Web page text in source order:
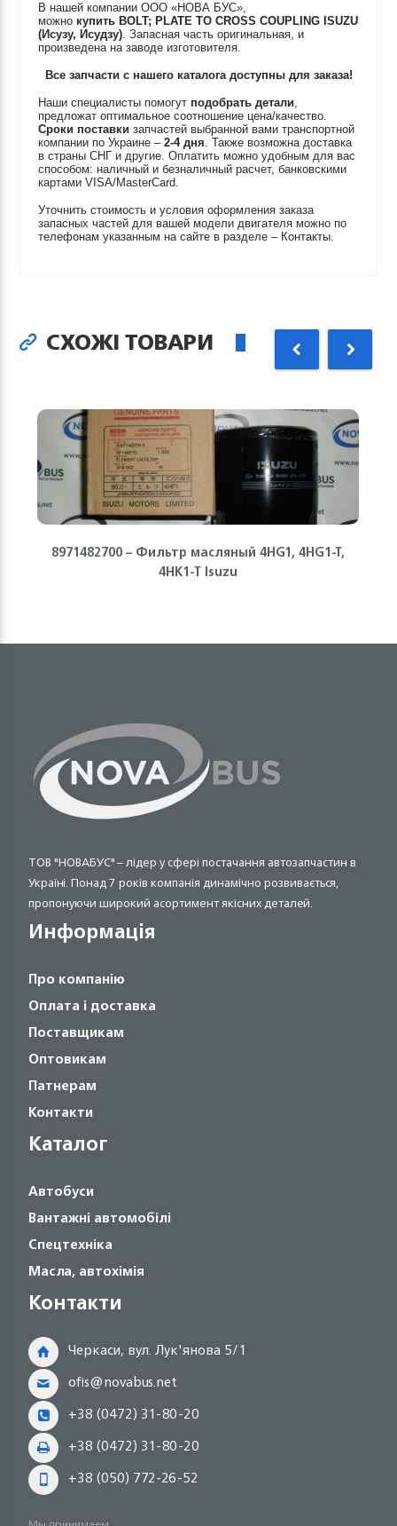
В нашей компании ООО «НОВА БУС»,
можно купить BOLT; PLATE TO CROSS COUPLING ISUZU
(Исузу, Исудзу). Запасная часть оригинальная, и
произведена на заводе изготовителя.
Все запчасти с нашего каталога доступны для заказа!
Наши специалисты помогут подобрать детали,
предложат оптимальное соотношение цена/качество.
Сроки поставки запчастей выбранной вами транспортной
компании по Украине –2-4 дня. Также возможна доставка
в страны СНГ и другие. Оплатить можно удобным для вас
способом: наличный и безналичный расчет, банковскими
картами VISA/MasterCard.
Уточнить стоимость и условия оформления заказа
запасных частей для вашей модели двигателя можно по
телефонам указанным на сайте в разделе – Контакты.
СХОЖІ ТОВАРИ
8971482700 – Фильтр масляный 4HG1, 4HG1-T,
4HK1-T Isuzu
ТОВ "НОВАБУС" – лідер у сфері постачання автозапчастин в
Україні. Понад 7 років компанія динамічно розвивається,
пропонуючи широкий асортимент якісних деталей.
Информація
Про компанію
Оплата і доставка
Поставщикам
Оптовикам
Патнерам
Контакти
Каталог
Автобуси
Вантажні автомобілі
Спецтехніка
Масла, автохімія
Контакти
Черкаси, вул. Лук'янова 5/1
ofis@novabus.net
+38 (0472) 31-80-20
+38 (0472) 31-80-20
+38 (050) 772-26-52